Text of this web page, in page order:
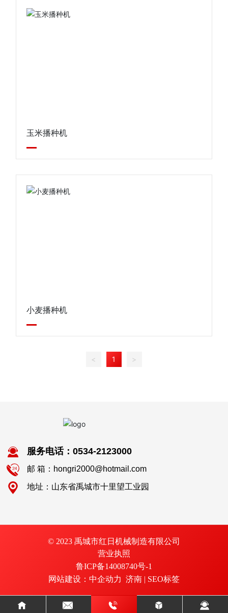
玉米播种机
小麦播种机
< 1 >
服务电话：0534-2123000
邮 箱：hongri2000@hotmail.com
地址：山东省禹城市十里望工业园
© 2023 禹城市红日机械制造有限公司
营业执照
鲁ICP备14008740号-1
网站建设：中企动力 济南| SEO标签